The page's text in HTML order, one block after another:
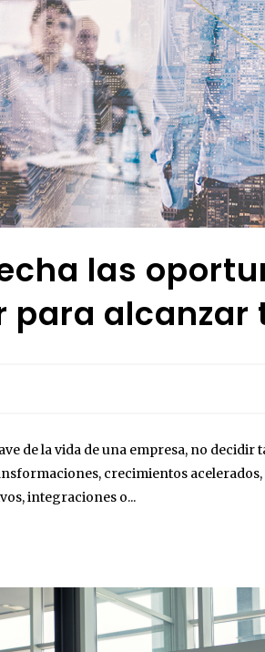
las
para alcanzar
de la vida de una empresa, no decidir
crecimientos
integraciones o...